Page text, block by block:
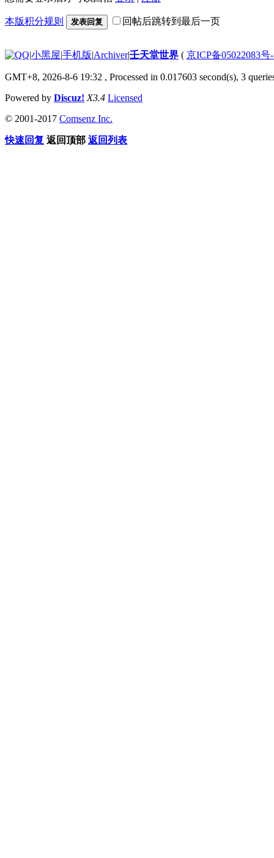
本版积分规则 发表回复 回帖后跳转到最后一页
|小黑屋|手机版|Archiver|壬天堂世界 ( 京ICP备05022083号
GMT+8, 2026-8-6 19:32 , Processed in 0.017603 second(s), 3
Powered by Discuz! X3.4 Licensed
© 2001-2017 Comsenz Inc.
快速回复 返回顶部 返回列表